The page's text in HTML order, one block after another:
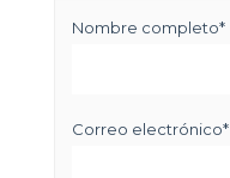
Nombre completo*
Correo electrónico*